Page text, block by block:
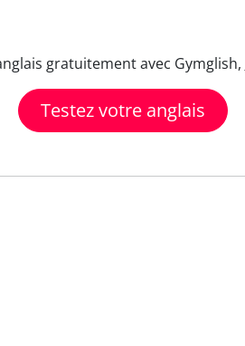
gratuitement avec Gymglish,
Testez votre anglais